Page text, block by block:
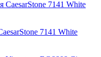
7141 White